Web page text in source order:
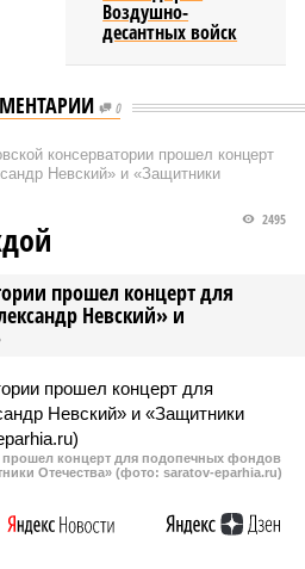
Воздушно-
десантных войск
0
консерватории прошел концерт
Невский» и «Защитники
прошел концерт для
Невский» и
2495
прошел концерт для подопечных фондов
Отечества» (фото: saratov-eparhia.ru)